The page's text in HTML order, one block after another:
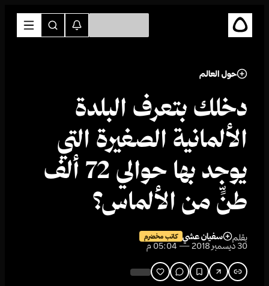
حول العالم
دخلك بتعرف البلدة
الألمانية الصغيرة التي
يوجد بها حوالي 72 ألف
طنٍّ من الألماس؟
بقلم سفيان عشي كاتب مخضرم
30 ديسمبر 2018 — 05:04 م